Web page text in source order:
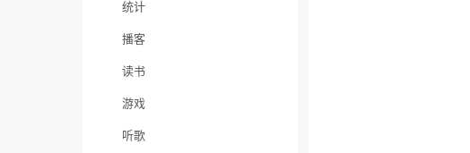
统计
播客
读书
游戏
听歌